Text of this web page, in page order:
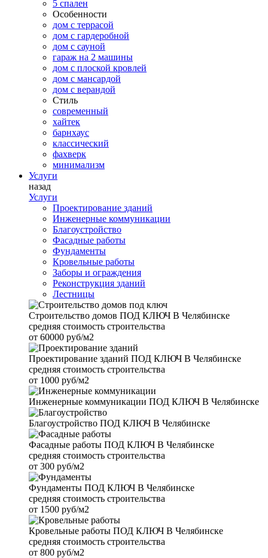
5 спален
Особенности
дом с террасой
дом с гардеробной
дом с сауной
гараж на 2 машины
дом с плоской кровлей
дом с мансардой
дом с верандой
Стиль
современный
хайтек
барнхаус
классический
фахверк
минимализм
Услуги
назад
Услуги
Проектирование зданий
Инженерные коммуникации
Благоустройство
Фасадные работы
Фундаменты
Кровельные работы
Заборы и ограждения
Реконструкция зданий
Лестницы
Строительство домов ПОД КЛЮЧ В Челябинске
средняя стоимость строительства
от 60000 руб/м2
Проектирование зданий ПОД КЛЮЧ В Челябинске
средняя стоимость строительства
от 1000 руб/м2
Инженерные коммуникации ПОД КЛЮЧ В Челябинске
Благоустройство ПОД КЛЮЧ В Челябинске
Фасадные работы ПОД КЛЮЧ В Челябинске
средняя стоимость строительства
от 300 руб/м2
Фундаменты ПОД КЛЮЧ В Челябинске
средняя стоимость строительства
от 1500 руб/м2
Кровельные работы ПОД КЛЮЧ В Челябинске
средняя стоимость строительства
от 800 руб/м2